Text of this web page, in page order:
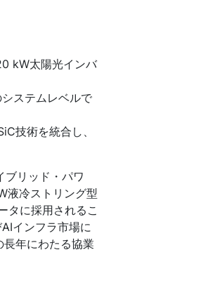
kW太陽光インバ
ステムレベルで
技術を統合し、
ブリッド・パワ
液冷ストリング型
タに採用されるこ
インフラ市場に
年にわたる協業